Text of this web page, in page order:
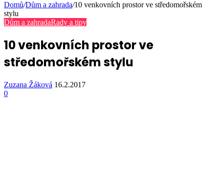
Domů/Dům a zahrada/10 venkovních prostor ve středomořském
stylu
Dům a zahradaRady a tipy
10 venkovních prostor ve
středomořském stylu
Zuzana Žáková 16.2.2017
0